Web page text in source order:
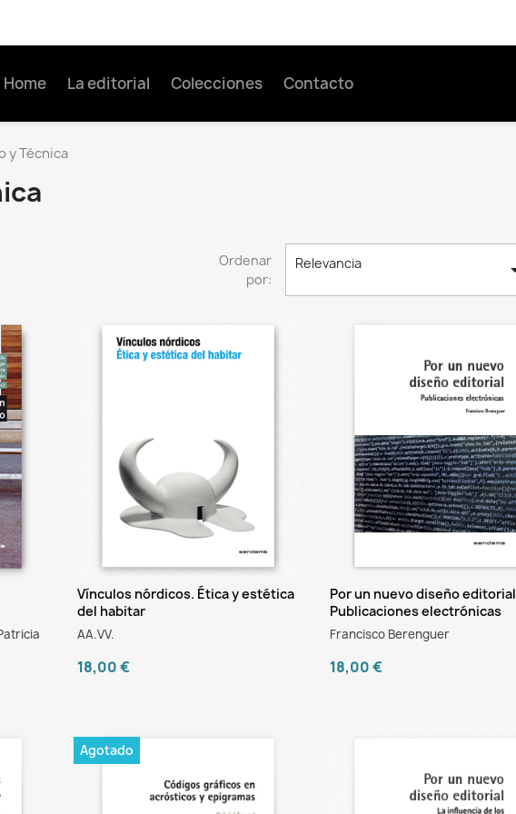
Home La editorial Colecciones Contacto
y Técnica
Ordenar
por:
Relevancia
Vínculos nórdicos. Ética y estética
del habitar
AA.VV.
18,00 €
Por un nuevo diseño
Publicaciones electrónicas
Francisco Berenguer
18,00 €
Agotado